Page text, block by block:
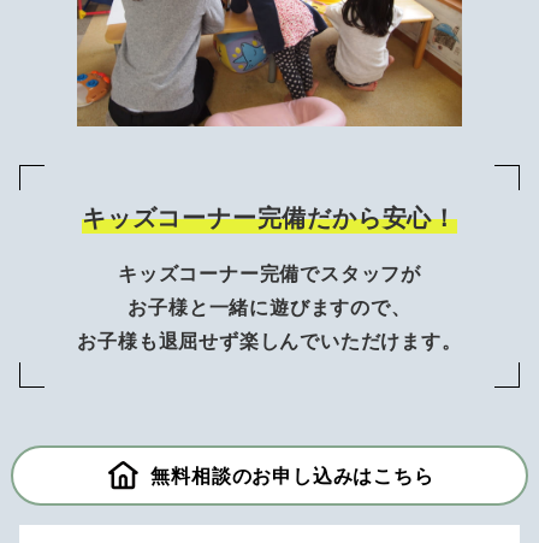
キッズコーナー完備だから安心！
キッズコーナー完備でスタッフが
お子様と一緒に遊びますので、
お子様も退屈せず楽しんでいただけます。
無料相談のお申し込みはこちら